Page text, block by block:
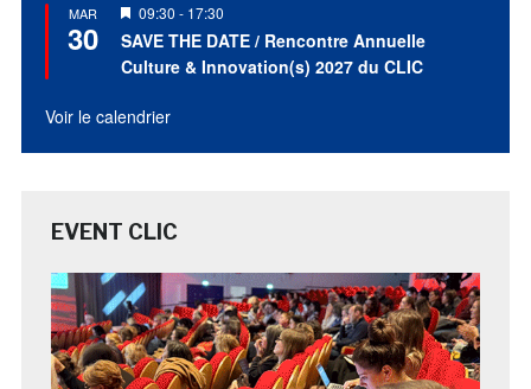
MAR
30
Mis
en
avant
09:30 - 17:30
SAVE THE DATE / Rencontre Annuelle
Culture & Innovation(s) 2027 du CLIC
Voir le calendrier
EVENT CLIC